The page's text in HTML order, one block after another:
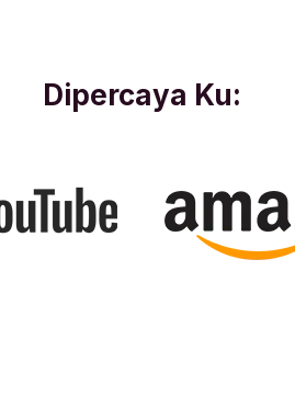
Dipercaya Ku: